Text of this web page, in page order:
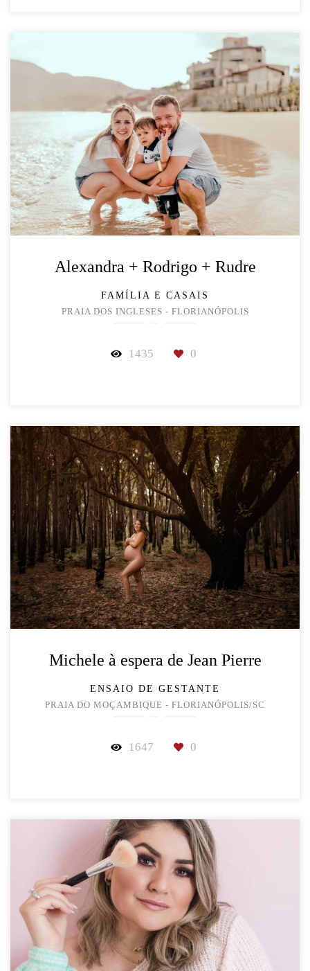
Alexandra + Rodrigo + Rudre
FAMÍLIA E CASAIS
PRAIA DOS INGLESES - FLORIANÓPOLIS
1435 0
Michele à espera de Jean Pierre
ENSAIO DE GESTANTE
PRAIA DO MOÇAMBIQUE - FLORIANÓPOLIS/SC
1647 0